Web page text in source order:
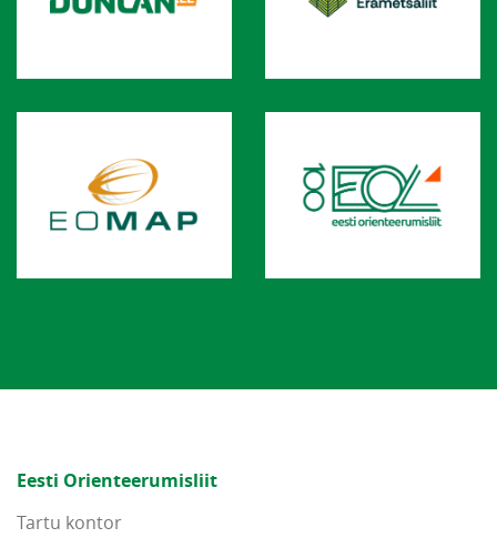
Eesti Orienteerumisliit
Tartu kontor